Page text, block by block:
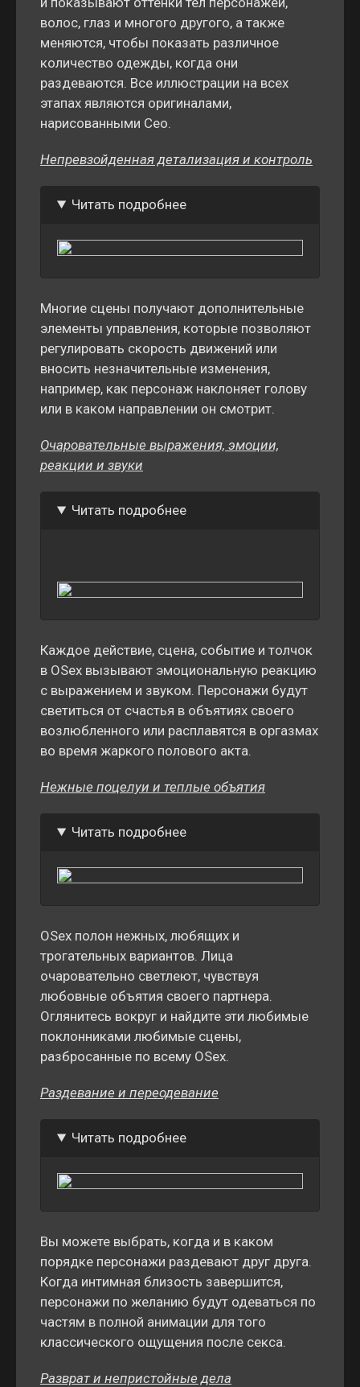
волос, глаз и многого другого, а также
меняются, чтобы показать различное
количество одежды, когда они
раздеваются. Все иллюстрации на всех
этапах являются оригиналами,
нарисованными Ceo.
Непревзойденная детализация и контроль
Читать подробнее
Многие сцены получают дополнительные
элементы управления, которые позволяют
регулировать скорость движений или
вносить незначительные изменения,
например, как персонаж наклоняет голову
или в каком направлении он смотрит.
Очаровательные выражения, эмоции,
реакции и звуки
Читать подробнее
Каждое действие, сцена, событие и толчок
в OSex вызывают эмоциональную реакцию
с выражением и звуком. Персонажи будут
светиться от счастья в объятиях своего
возлюбленного или расплавятся в оргазмах
во время жаркого полового акта.
Нежные поцелуи и теплые объятия
Читать подробнее
OSex полон нежных, любящих и
трогательных вариантов. Лица
очаровательно светлеют, чувствуя
любовные объятия своего партнера.
Оглянитесь вокруг и найдите эти любимые
поклонниками любимые сцены,
разбросанные по всему OSex.
Раздевание и переодевание
Читать подробнее
Вы можете выбрать, когда и в каком
порядке персонажи раздевают друг друга.
Когда интимная близость завершится,
персонажи по желанию будут одеваться по
частям в полной анимации для того
классического ощущения после секса.
Разврат и непристойные дела